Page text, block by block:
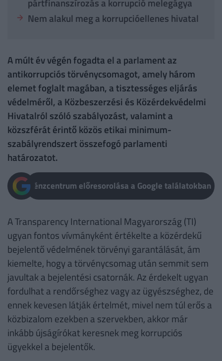
Nem alakul meg a korrupcióellenes hivatal
A múlt év végén fogadta el a parlament az
antikorrupciós törvénycsomagot, amely három
elemet foglalt magában, a tisztességes eljárás
védelméről, a Közbeszerzési és Közérdekvédelmi
Hivatalról szóló szabályozást, valamint a
közszférát érintő közös etikai minimum-
szabályrendszert összefogó parlamenti
határozatot.
Pénzcentrum előresorolása a Google találatokban
A Transparency International Magyarország (TI)
ugyan fontos vívmányként értékelte a közérdekű
bejelentő védelmének törvényi garantálását, ám
kiemelte, hogy a törvénycsomag után semmit sem
javultak a bejelentési csatornák. Az érdekelt ugyan
fordulhat a rendőrséghez vagy az ügyészséghez, de
ennek kevesen látják értelmét, mivel nem túl erős a
közbizalom ezekben a szervekben, akkor már
inkább újságírókat keresnek meg korrupciós
ügyekkel a bejelentők.